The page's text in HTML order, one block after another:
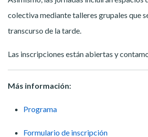
colectiva mediante talleres grupales que
transcurso de la tarde.
Las inscripciones están abiertas y
Más información:
Programa
Formulario de inscripción